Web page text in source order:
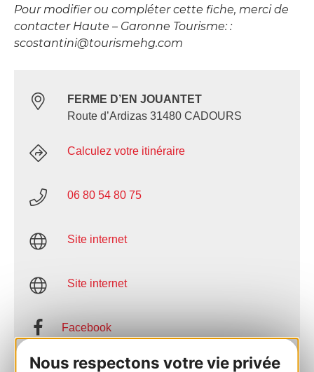
Nous respectons votre vie privée
Pour modifier ou compléter cette fiche, merci de
contacter Haute – Garonne Tourisme: :
scostantini@tourismehg.com
FERME D’EN JOUANTET
Route d’Ardizas 31480 CADOURS
Calculez votre itinéraire
06 80 54 80 75
Site internet
Site internet
Facebook
AJOUTER